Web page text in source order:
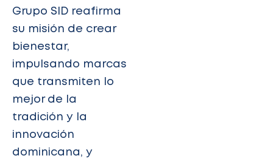
Grupo SID reafirma
su misión de crear
bienestar,
impulsando marcas
que transmiten lo
mejor de la
tradición y la
innovación
dominicana, y